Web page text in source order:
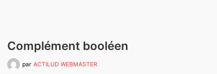
Complément booléen
par ACTILUD WEBMASTER